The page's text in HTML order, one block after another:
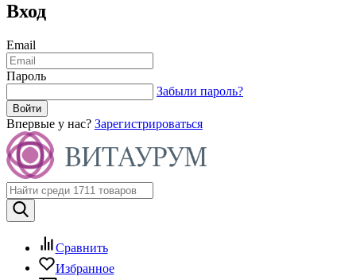
Вход
Email
Пароль
Забыли пароль?
Впервые у нас? Зарегистрироваться
Сравнить
Избранное